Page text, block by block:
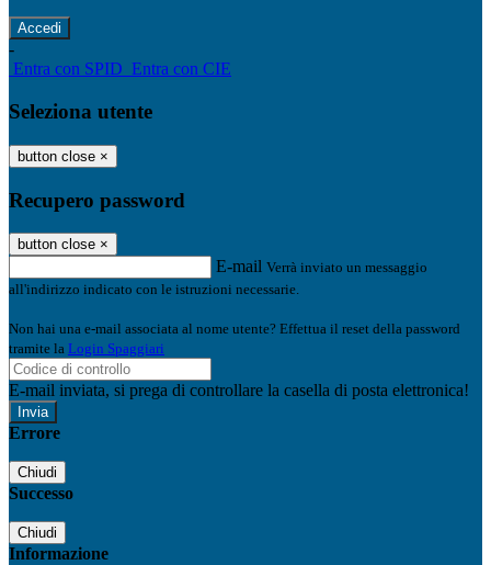
-
Entra con SPID Entra con CIE
Seleziona utente
button close ×
Recupero password
button close ×
E-mail Verrà inviato un messaggio
all'indirizzo indicato con le istruzioni necessarie.
Non hai una e-mail associata al nome utente? Effettua il reset della password
tramite la Login Spaggiari
E-mail inviata, si prega di controllare la casella di posta elettronica!
Errore
Chiudi
Successo
Chiudi
Informazione